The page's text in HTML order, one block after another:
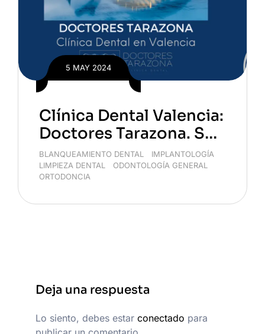
5 MAY 2024
Clínica Dental Valencia:
Doctores Tarazona. So
mos tu Clínica.
BLANQUEAMIENTO DENTAL IMPLANTOLOGÍA
LIMPIEZA DENTAL
ODONTOLOGÍA GENERAL
ORTODONCIA
Deja una respuesta
Lo siento, debes estar conectado para